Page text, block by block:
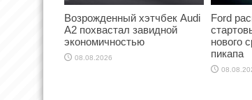
Возрожденный хэтчбек Audi
A2 похвастал завидной
экономичностью
08.08.2026
Ford
нового
пикапа